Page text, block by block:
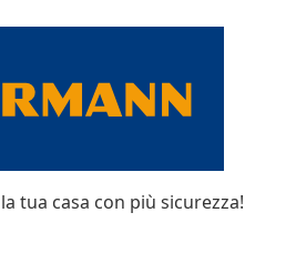
tua casa con più sicurezza!